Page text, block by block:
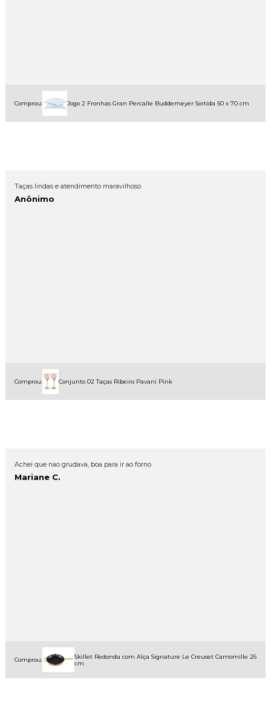
Comprou: Jogo 2 Fronhas Gran Percalle Buddemeyer Sortida 50 x 70 cm
Taças lindas e atendimento maravilhoso
Anônimo
Comprou: Conjunto 02 Taças Ribeiro Pavani Pink
Achei que nao grudava, boa para ir ao forno
Mariane C.
Comprou:
Skillet Redonda com Alça Signature Le Creuset Camomille 26
cm